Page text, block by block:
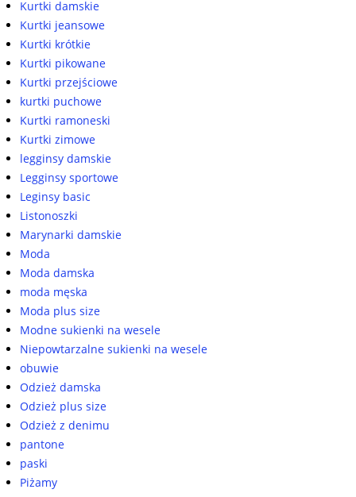
Kurtki damskie
Kurtki jeansowe
Kurtki krótkie
Kurtki pikowane
Kurtki przejściowe
kurtki puchowe
Kurtki ramoneski
Kurtki zimowe
legginsy damskie
Legginsy sportowe
Leginsy basic
Listonoszki
Marynarki damskie
Moda
Moda damska
moda męska
Moda plus size
Modne sukienki na wesele
Niepowtarzalne sukienki na wesele
obuwie
Odzież damska
Odzież plus size
Odzież z denimu
pantone
paski
Piżamy